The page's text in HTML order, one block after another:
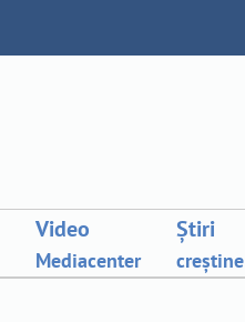
Video
Mediacenter
Știri
creștine